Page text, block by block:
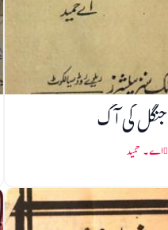
جنگل کی آگ
اے۔ حمید